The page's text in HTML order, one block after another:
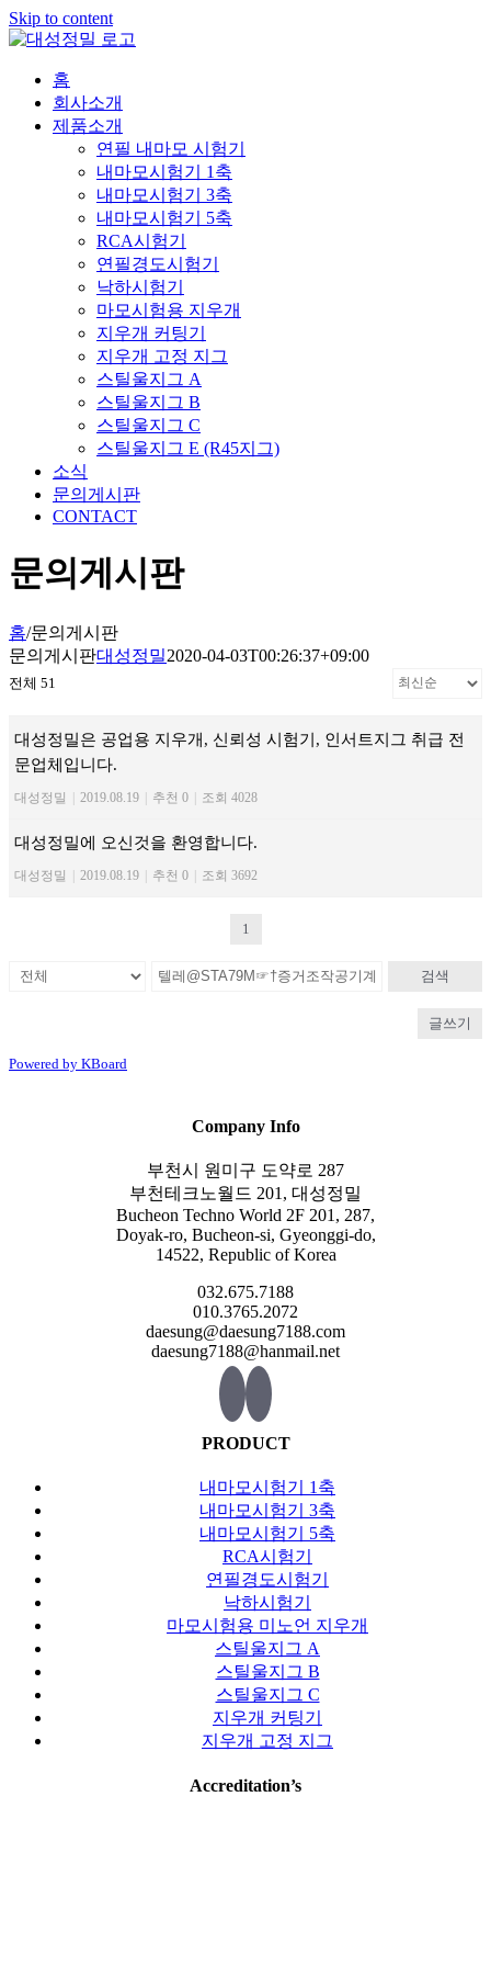
Skip to content
홈
회사소개
제품소개
연필 내마모 시험기
내마모시험기 1축
내마모시험기 3축
내마모시험기 5축
RCA시험기
연필경도시험기
낙하시험기
마모시험용 지우개
지우개 커팅기
지우개 고정 지그
스틸울지그 A
스틸울지그 B
스틸울지그 C
스틸울지그 E (R45지그)
소식
문의게시판
CONTACT
문의게시판
홈/문의게시판
문의게시판대성정밀2020-04-03T00:26:37+09:00
전체 51
대성정밀은 공업용 지우개, 신뢰성 시험기, 인서트지그 취급 전
문업체입니다.
대성정밀 | 2019.08.19 | 추천 0 | 조회 4028
대성정밀에 오신것을 환영합니다.
대성정밀 | 2019.08.19 | 추천 0 | 조회 3692
1
검색
글쓰기
Powered by KBoard
Company Info
부천시 원미구 도약로 287
부천테크노월드 201, 대성정밀
Bucheon Techno World 2F 201, 287,
Doyak-ro, Bucheon-si, Gyeonggi-do,
14522, Republic of Korea
032.675.7188
010.3765.2072
daesung@daesung7188.com
daesung7188@hanmail.net
PRODUCT
내마모시험기 1축
내마모시험기 3축
내마모시험기 5축
RCA시험기
연필경도시험기
낙하시험기
마모시험용 미노언 지우개
스틸울지그 A
스틸울지그 B
스틸울지그 C
지우개 커팅기
지우개 고정 지그
Accreditation’s